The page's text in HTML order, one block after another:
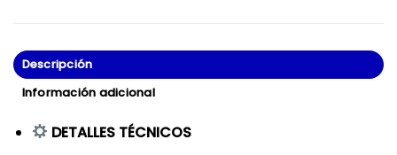
Descripción
Información adicional
DETALLES TÉCNICOS